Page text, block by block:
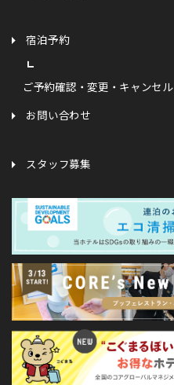
宿泊予約
ご予約確認・変更・キャンセル
お問い合わせ
スタッフ募集